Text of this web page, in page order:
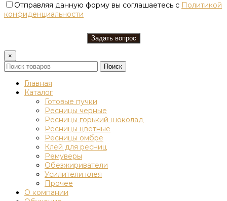
Отправляя данную форму вы соглашаетесь с Политикой
конфиденциальности
×
Поиск
Главная
Каталог
Готовые пучки
Ресницы черные
Ресницы горький шоколад
Ресницы цветные
Ресницы омбре
Клей для ресниц
Ремуверы
Обезжириватели
Усилители клея
Прочее
О компании